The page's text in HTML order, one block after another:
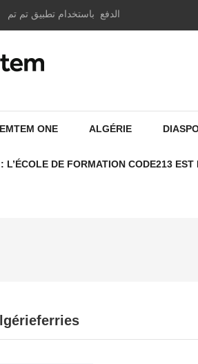
طريق تصوير وصل الدفع باستخدام تطبيق تم تم
ONE ALGÉRIE
L’ÉCOLE DE FORMATION CODE213